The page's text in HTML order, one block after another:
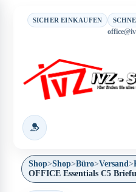
SICHER EINKAUFEN
Shop>Shop>Büro>Versand>
OFFICE Essentials C5